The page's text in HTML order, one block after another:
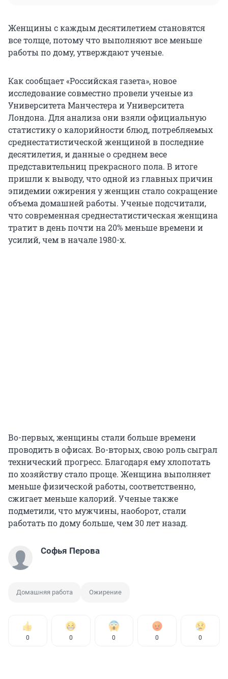
Женщины с каждым десятилетием становятся
все толще, потому что выполняют все меньше
работы по дому, утверждают ученые.
Как сообщает «Российская газета», новое
исследование совместно провели ученые из
Университета Манчестера и Университета
Лондона. Для анализа они взяли официальную
статистику о калорийности блюд, потребляемых
среднестатистической женщиной в последние
десятилетия, и данные о среднем весе
представительниц прекрасного пола. В итоге
пришли к выводу, что одной из главных причин
эпидемии ожирения у женщин стало сокращение
объема домашней работы. Ученые подсчитали,
что современная среднестатистическая женщина
тратит в день почти на 20% меньше времени и
усилий, чем в начале 1980-х.
Во-первых, женщины стали больше времени
проводить в офисах. Во-вторых, свою роль сыграл
технический прогресс. Благодаря ему хлопотать
по хозяйству стало проще. Женщина выполняет
меньше физической работы, соответственно,
сжигает меньше калорий. Ученые также
подметили, что мужчины, наоборот, стали
работать по дому больше, чем 30 лет назад.
Софья Перова
Домашняя работа Ожирение
0 0 0 0 0